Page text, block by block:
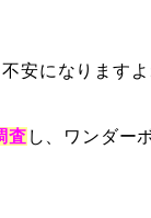
不安になりますよ
査 し、ワンダー